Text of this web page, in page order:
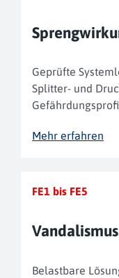
Geprüfte
Splitter- und
Mehr erfahren
FE1 bis FE5
Belastbare